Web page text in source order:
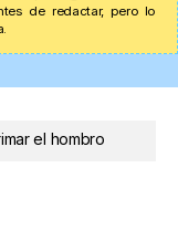
de redactar, pero lo
el hombro